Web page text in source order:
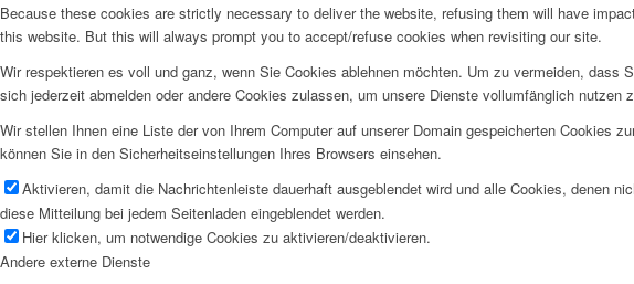
Because these cookies are strictly necessary to deliver the website, refusing them will have
this website. But this will always prompt you to accept/refuse cookies when revisiting our site.
Wir respektieren es voll und ganz, wenn Sie Cookies ablehnen möchten. Um zu vermeiden,
sich jederzeit abmelden oder andere Cookies zulassen, um unsere Dienste vollumfänglich
Wir stellen Ihnen eine Liste der von Ihrem Computer auf unserer Domain gespeicherten Cookies
können Sie in den Sicherheitseinstellungen Ihres Browsers einsehen.
Aktivieren, damit die Nachrichtenleiste dauerhaft ausgeblendet wird und alle Cookies, denen
diese Mitteilung bei jedem Seitenladen eingeblendet werden.
Hier klicken, um notwendige Cookies zu aktivieren/deaktivieren.
Andere externe Dienste